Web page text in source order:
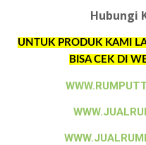
Hubungi
UNTUK PRODUK KAMI
BISA CEK DI